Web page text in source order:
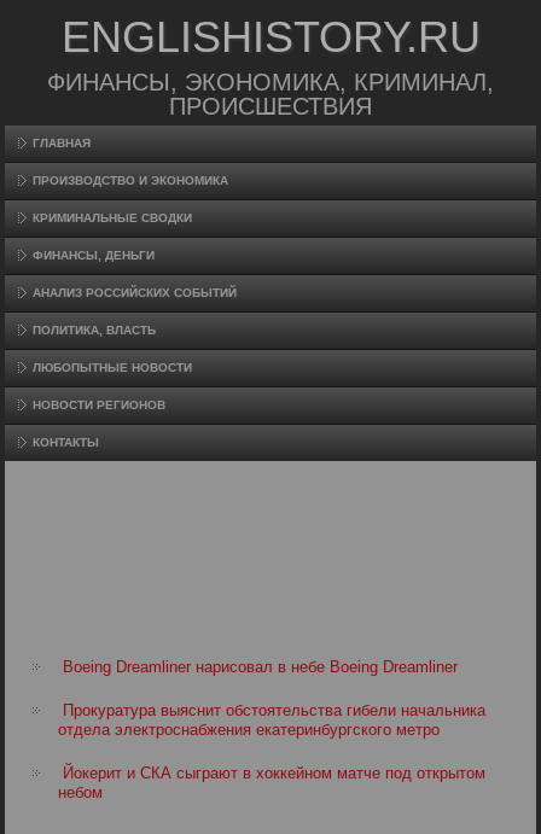
ENGLISHISTORY.RU
ФИНАНСЫ, ЭКОНОМИКА, КРИМИНАЛ,
ПРОИСШЕСТВИЯ
ГЛАВНАЯ
ПРОИЗВΟДСТВО И ЭКОНОМИКА
КРИМИНАЛЬНЫЕ СВОДКИ
ФИНАНСЫ, ДЕНЬГИ
АНАЛИЗ РОССИЙСКИХ СОБЫТИЙ
ПОЛИТИКА, ВЛАСТЬ
ЛЮБОПЫТНЫЕ НОВОСТИ
НОВОСТИ РЕГИОНОВ
КОНТАКТЫ
Boeing Dreamliner нарисовал в небе Boeing Dreamliner
Прокуратура выяснит обстоятельства гибели начальника
отдела электроснабжения екатеринбургского метро
Йокерит и СКА сыграют в хоккейном матче под открытом
небом